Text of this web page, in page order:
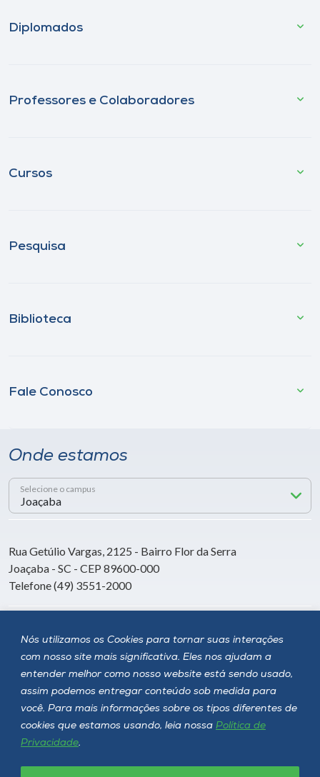
Nós utilizamos os Cookies para tornar suas interações
com nosso site mais significativa. Eles nos ajudam a
entender melhor como nosso website está sendo usado,
assim podemos entregar conteúdo sob medida para
você. Para mais informações sobre os tipos diferentes de
cookies que estamos usando, leia nossa Política de
Privacidade.
Diplomados
Professores e Colaboradores
Cursos
Pesquisa
Biblioteca
Fale Conosco
Onde estamos
Selecione o campus
Rua Getúlio Vargas, 2125 - Bairro Flor da Serra
Joaçaba - SC - CEP 89600-000
Telefone (49) 3551-2000
Siga a Unoesc